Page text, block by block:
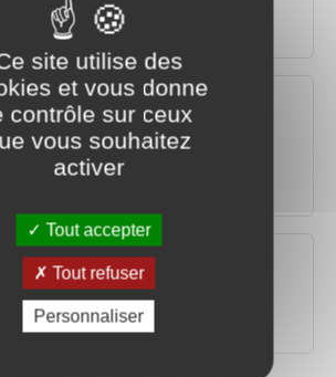
véhicule en leasing : comment
grise ?
avec option d'achat) ou
durée
de l'intérieur
site utilise des
et vous donne
contrôle sur ceux
vous souhaitez
activer
Tout accepter
Tout refuser
Personnaliser